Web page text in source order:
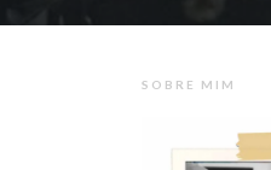
SOBRE MIM